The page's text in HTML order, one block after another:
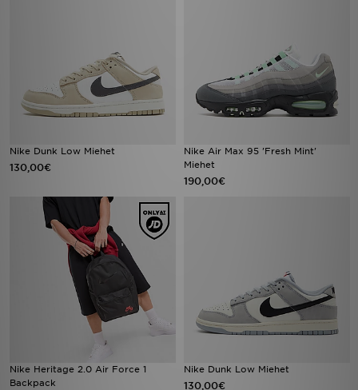
Nike Dunk Low Miehet
130,00€
Nike Air Max 95 'Fresh Mint'
Miehet
190,00€
Nike Heritage 2.0 Air Force 1
Backpack
Nike Dunk Low Miehet
130,00€